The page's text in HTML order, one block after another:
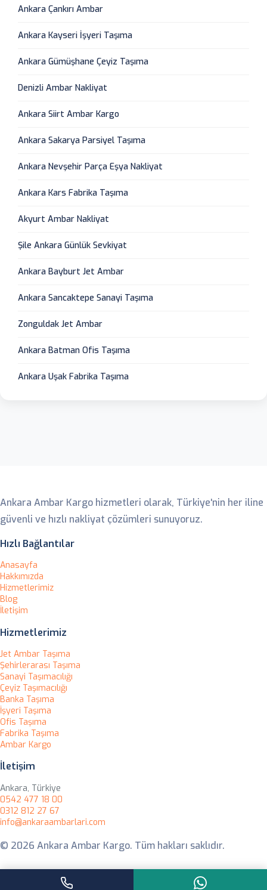
Ankara Çankırı Ambar
Ankara Kayseri İşyeri Taşıma
Ankara Gümüşhane Çeyiz Taşıma
Denizli Ambar Nakliyat
Ankara Siirt Ambar Kargo
Ankara Sakarya Parsiyel Taşıma
Ankara Nevşehir Parça Eşya Nakliyat
Ankara Kars Fabrika Taşıma
Akyurt Ambar Nakliyat
Şile Ankara Günlük Sevkiyat
Ankara Bayburt Jet Ambar
Ankara Sancaktepe Sanayi Taşıma
Zonguldak Jet Ambar
Ankara Batman Ofis Taşıma
Ankara Uşak Fabrika Taşıma
Ankara Ambar Kargo hizmetleri olarak, Türkiye'nin her iline
güvenli ve hızlı nakliyat çözümleri sunuyoruz.
Hızlı Bağlantılar
Anasayfa
Hakkımızda
Hizmetlerimiz
Blog
İletişim
Hizmetlerimiz
Jet Ambar Taşıma
Şehirlerarası Taşıma
Sanayi Taşımacılığı
Çeyiz Taşımacılığı
Banka Taşıma
İşyeri Taşıma
Ofis Taşıma
Fabrika Taşıma
Ambar Kargo
İletişim
Ankara, Türkiye
0542 477 18 00
0312 812 27 67
info@ankaraambarlari.com
© 2026 Ankara Ambar Kargo. Tüm hakları saklıdır.